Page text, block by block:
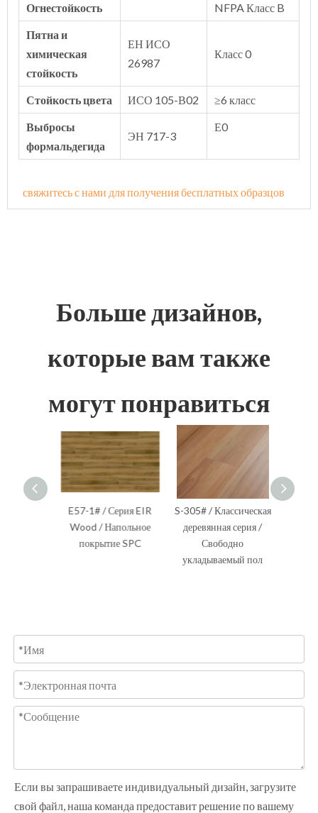
Огнестойкость
NFPA Класс B
Пятна и
химическая
стойкость
ЕН ИСО
26987
Класс 0
Стойкость цвета ИСО 105-В02
≥6 класс
Выбросы
формальдегида
ЭН 717-3
Е0
свяжитесь с нами для получения бесплатных образцов
Больше дизайнов,
которые вам также
могут понравиться
E57-1# / Серия EIR
Wood / Напольное
покрытие SPC
S-305# / Классическая
деревянная серия /
Свободно
укладываемый пол
Если вы запрашиваете индивидуальный дизайн, загрузите
свой файл, наша команда предоставит решение по вашему